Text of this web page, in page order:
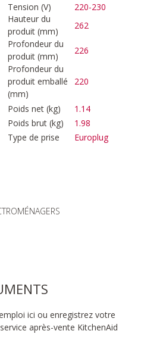
Tension (V)
220-230
Hauteur du
produit (mm)
262
Profondeur du
produit (mm)
226
Profondeur du
produit emballé
(mm)
220
Poids net (kg)
1.14
Poids brut (kg)
1.98
Type de prise
Europlug
ici ou enregistrez votre
après-vente KitchenAid